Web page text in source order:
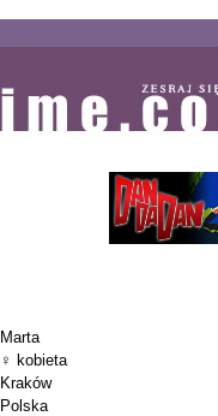
Marta
♀ kobieta
Kraków
Polska